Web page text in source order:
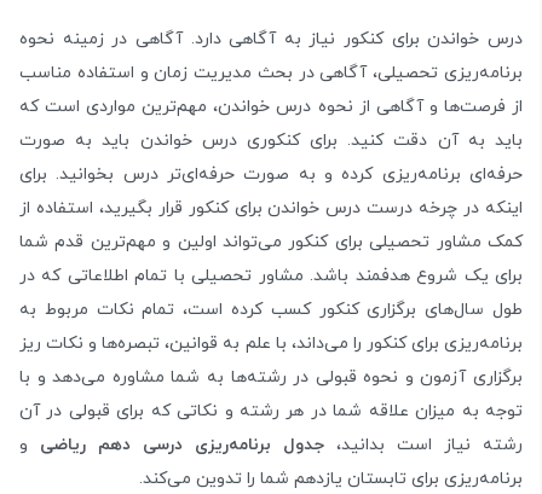
درس خواندن برای کنکور نیاز به آگاهی دارد. آگاهی در زمینه نحوه
برنامه‌ریزی تحصیلی، آگاهی در بحث مدیریت زمان و استفاده مناسب
از فرصت‌ها و آگاهی از نحوه درس خواندن،‌ مهم‌ترین مواردی است که
باید به آن دقت کنید. برای کنکوری درس خواندن باید به صورت
حرفه‌ای برنامه‌ریزی کرده و به صورت حرفه‌ای‌تر درس بخوانید. برای
اینکه در چرخه درست درس خواندن برای کنکور قرار بگیرید،‌ استفاده از
کمک مشاور تحصیلی برای کنکور می‌تواند اولین و مهم‌ترین قدم شما
برای یک شروع هدفمند باشد. مشاور تحصیلی با تمام اطلاعاتی که در
طول سال‌های برگزاری کنکور کسب کرده است، تمام نکات مربوط به
برنامه‌ریزی برای کنکور را می‌داند،‌ با علم به قوانین، تبصره‌ها و نکات ریز
برگزاری آزمون و نحوه قبولی در رشته‌ها به شما مشاوره می‌دهد و با
توجه به میزان علاقه شما در هر رشته و نکاتی که برای قبولی در آن
رشته نیاز است بدانید، جدول برنامه‌ریزی درسی دهم ریاضی و
برنامه‌ریزی برای تابستان یازدهم شما را تدوین می‌کند.